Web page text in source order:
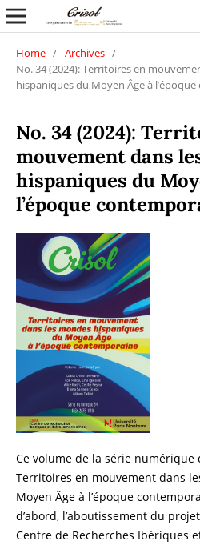
Home / Archives /
No. 34 (2024): Territoires en
hispaniques du Moyen Âge à
No. 34 (2024):
mouvement dans
hispaniques du
l’époque
Ce volume de la série numérique
Territoires en mouvement dans
Moyen Âge à l’époque
d’abord, l’aboutissement du
Centre de Recherches Ibériques